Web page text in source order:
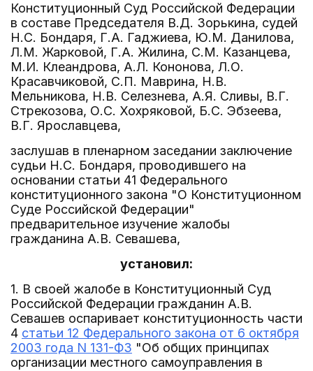
Конституционный Суд Российской Федерации
в составе Председателя В.Д. Зорькина, судей
Н.С. Бондаря, Г.А. Гаджиева, Ю.М. Данилова,
Л.М. Жарковой, Г.А. Жилина, С.М. Казанцева,
М.И. Клеандрова, А.Л. Кононова, Л.О.
Красавчиковой, С.П. Маврина, Н.В.
Мельникова, Н.В. Селезнева, А.Я. Сливы, В.Г.
Стрекозова, О.С. Хохряковой, Б.С. Эбзеева,
В.Г. Ярославцева,
заслушав в пленарном заседании заключение
судьи Н.С. Бондаря, проводившего на
основании статьи 41 Федерального
конституционного закона "О Конституционном
Суде Российской Федерации"
предварительное изучение жалобы
гражданина А.В. Севашева,
установил:
1. В своей жалобе в Конституционный Суд
Российской Федерации гражданин А.В.
Севашев оспаривает конституционность части
4 статьи 12 Федерального закона от 6 октября
2003 года N 131-ФЗ "Об общих принципах
организации местного самоуправления в